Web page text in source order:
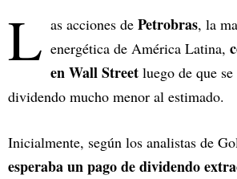
L as acciones de Petrobras, la
energética de América Latina,
en Wall Street luego de que
dividendo mucho menor al estimado.
Inicialmente, según los analistas de
esperaba un pago de dividendo